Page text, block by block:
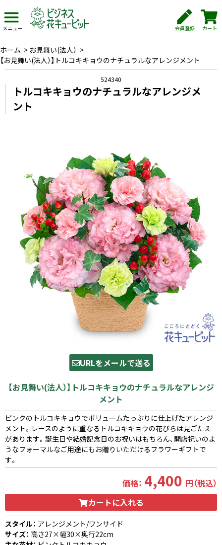
メニュー 会員登録 カート
ホーム > お見舞い(法人） >
【お見舞い(法人）】トルコキキョウのナチュラルなアレンジメント
524340
トルコキキョウのナチュラルなアレンジメ
ント
URLをメールで送る
【お見舞い(法人）】トルコキキョウのナチュラルなアレンジ
メント
ピンクのトルコキキョウでボリュームたっぷりに仕上げたアレンジ
メント。レースのように重なるトルコキキョウの花びらは見ごたえ
があります。誕生日や結婚記念日のお祝いはもちろん、開店祝いのよ
うなフォーマルなご用途にもお贈りいただけるフラワーギフトで
す。
価格： 4,400 円（税込）
カートに入れる
スタイル： アレンジメント/ワンサイド
サイズ： 高さ27×幅30×奥行22cm